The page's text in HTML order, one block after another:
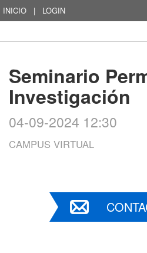
INICIO | LOGIN
Seminario
Investigación
04-09-2024 12:30
CAMPUS VIRTUAL